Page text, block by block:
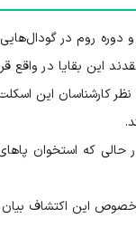
مربوط به عصر آهن و دوره
این بقایا در واقع
کارشناسان این
که استخوان پاهای
این اکتشاف بیان